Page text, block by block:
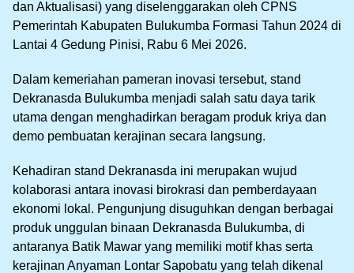
dan Aktualisasi) yang diselenggarakan oleh CPNS
Pemerintah Kabupaten Bulukumba Formasi Tahun 2024 di
Lantai 4 Gedung Pinisi, Rabu 6 Mei 2026.
Dalam kemeriahan pameran inovasi tersebut, stand
Dekranasda Bulukumba menjadi salah satu daya tarik
utama dengan menghadirkan beragam produk kriya dan
demo pembuatan kerajinan secara langsung.
Kehadiran stand Dekranasda ini merupakan wujud
kolaborasi antara inovasi birokrasi dan pemberdayaan
ekonomi lokal. Pengunjung disuguhkan dengan berbagai
produk unggulan binaan Dekranasda Bulukumba, di
antaranya Batik Mawar yang memiliki motif khas serta
kerajinan Anyaman Lontar Sapobatu yang telah dikenal